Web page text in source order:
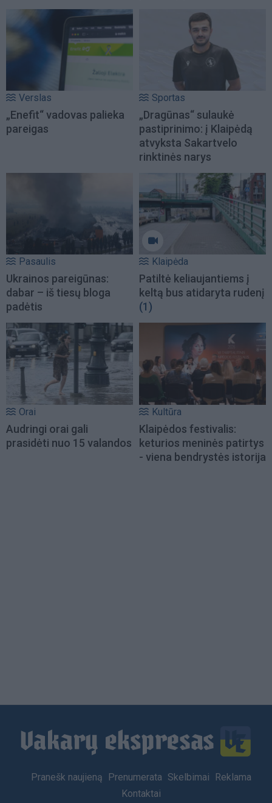
Verslas
„Enefit“ vadovas palieka
pareigas
Sportas
„Dragūnas“ sulaukė
pastiprinimo: į Klaipėdą
atvyksta Sakartvelo
rinktinės narys
Pasaulis
Ukrainos pareigūnas:
dabar – iš tiesų bloga
padėtis
Klaipėda
Patiltė keliaujantiems į
keltą bus atidaryta rudenį
(1)
Orai
Audringi orai gali
prasidėti nuo 15 valandos
Kultūra
Klaipėdos festivalis:
keturios meninės patirtys
- viena bendrystės istorija
Footer
Pranešk naujieną Prenumerata Skelbimai
Reklama
Kontaktai